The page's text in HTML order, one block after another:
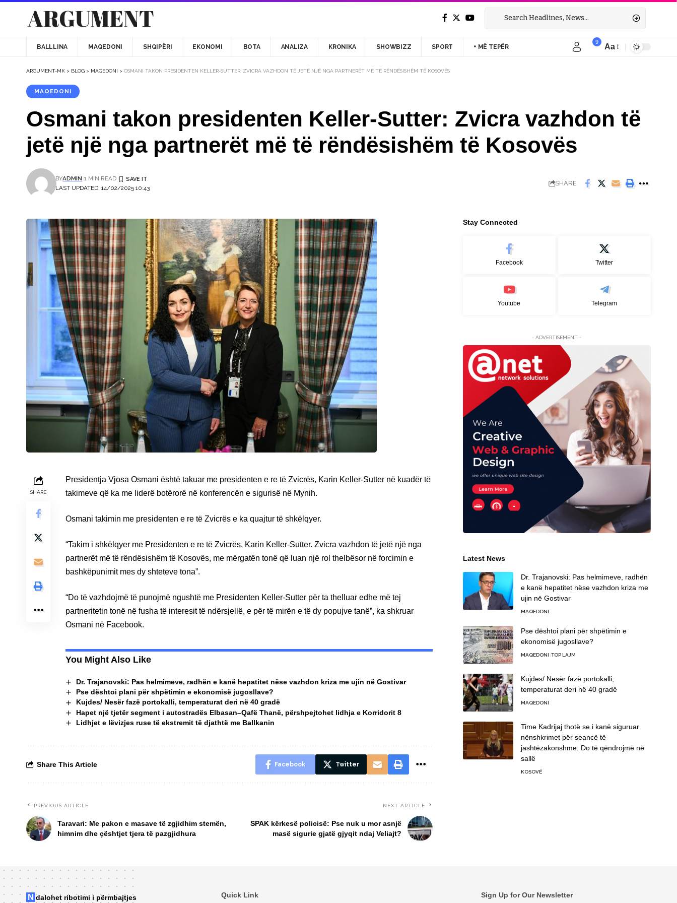
BALLLINA MAQEDONI SHQIPËRI EKONOMI BOTA ANALIZA KRONIKA SHOWBIZZ SPORT + MË TEPËR
9
Aa
ARGUMENT-MK > BLOG > MAQEDONI > OSMANI TAKON PRESIDENTEN KELLER-SUTTER: ZVICRA VAZHDON TË JETË NJË NGA PARTNERËT MË TË RËNDËSISHËM TË KOSOVËS
MAQEDONI
Osmani takon presidenten Keller-Sutter: Zvicra vazhdon të
jetë një nga partnerët më të rëndësishëm të Kosovës
LAST UPDATED: 14/02/2025 10:43
BYADMIN 1 MIN READ
SHARE
SHARE
Presidentja Vjosa Osmani është takuar me presidenten e re të Zvicrës, Karin Keller-Sutter në kuadër të
takimeve që ka me liderë botërorë në konferencën e sigurisë në Mynih.
Osmani takimin me presidenten e re të Zvicrës e ka quajtur të shkëlqyer.
“Takim i shkëlqyer me Presidenten e re të Zvicrës, Karin Keller-Sutter. Zvicra vazhdon të jetë një nga
partnerët më të rëndësishëm të Kosovës, me mërgatën tonë që luan një rol thelbësor në forcimin e
bashkëpunimit mes dy shteteve tona”.
“Do të vazhdojmë të punojmë ngushtë me Presidenten Keller-Sutter për ta thelluar edhe më tej
partneritetin tonë në fusha të interesit të ndërsjellë, e për të mirën e të dy popujve tanë”, ka shkruar
Osmani në Facebook.
You Might Also Like
Dr. Trajanovski: Pas helmimeve, radhën e kanë hepatitet nëse vazhdon kriza me ujin në Gostivar
Pse dështoi plani për shpëtimin e ekonomisë jugosllave?
Kujdes/ Nesër fazë portokalli, temperaturat deri në 40 gradë
Hapet një tjetër segment i autostradës Elbasan–Qafë Thanë, përshpejtohet lidhja e Korridorit 8
Lidhjet e lëvizjes ruse të ekstremit të djathtë me Ballkanin
Share This Article Facebook Twitter
PREVIOUS ARTICLE
Taravari: Me pakon e masave të zgjidhim stemën,
himnim dhe çështjet tjera të pazgjidhura
NEXT ARTICLE
SPAK kërkesë policisë: Pse nuk u mor asnjë
masë sigurie gjatë gjyqit ndaj Veliajt?
Stay Connected
Facebook Twitter
Youtube Telegram
- ADVERTISEMENT -
Latest News
Dr. Trajanovski: Pas helmimeve, radhën
e kanë hepatitet nëse vazhdon kriza me
ujin në Gostivar
MAQEDONI
Pse dështoi plani për shpëtimin e
ekonomisë jugosllave?
MAQEDONI TOP LAJM
Kujdes/ Nesër fazë portokalli,
temperaturat deri në 40 gradë
MAQEDONI
Time Kadrijaj thotë se i kanë siguruar
nënshkrimet për seancë të
jashtëzakonshme: Do të qëndrojmë në
sallë
KOSOVË
Ndalohet ribotimi i përmbajtjes Quick Link Sign Up for Our Newsletter